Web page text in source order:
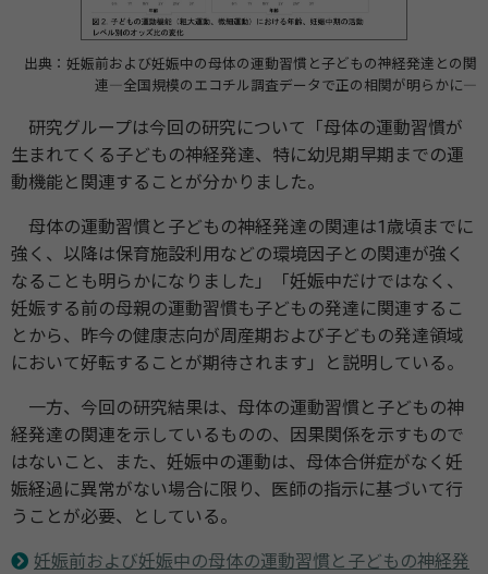
出典：妊娠前および妊娠中の母体の運動習慣と子どもの神経発達との関
連―全国規模のエコチル調査データで正の相関が明らかに―
研究グループは今回の研究について「母体の運動習慣が
生まれてくる子どもの神経発達、特に幼児期早期までの運
動機能と関連することが分かりました。
母体の運動習慣と子どもの神経発達の関連は1歳頃までに
強く、以降は保育施設利用などの環境因子との関連が強く
なることも明らかになりました」「妊娠中だけではなく、
妊娠する前の母親の運動習慣も子どもの発達に関連するこ
とから、昨今の健康志向が周産期および子どもの発達領域
において好転することが期待されます」と説明している。
一方、今回の研究結果は、母体の運動習慣と子どもの神
経発達の関連を示しているものの、因果関係を示すもので
はないこと、また、妊娠中の運動は、母体合併症がなく妊
娠経過に異常がない場合に限り、医師の指示に基づいて行
うことが必要、としている。
妊娠前および妊娠中の母体の運動習慣と子どもの神経発